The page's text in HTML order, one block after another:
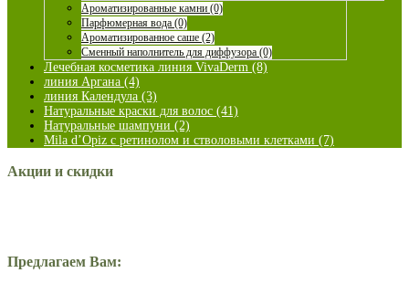
Ароматизированные камни (0)
Парфюмерная вода (0)
Ароматизированное саше (2)
Сменный наполнитель для диффузора (0)
Лечебная косметика линия VivaDerm (8)
линия Аргана (4)
линия Календула (3)
Натуральные краски для волос (41)
Натуральные шампуни (2)
Mila d’Opiz с ретинолом и стволовыми клетками (7)
Акции и скидки
Предлагаем Вам: